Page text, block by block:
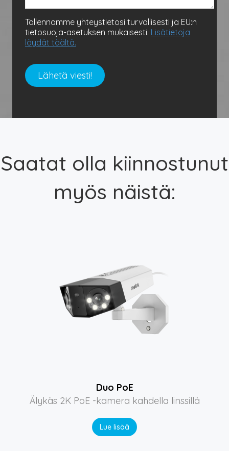
Tallennamme yhteystietosi turvallisesti ja EU:n
tietosuoja-asetuksen mukaisesti. Lisätietoja
löydät täältä.
Saatat olla kiinnostunut
myös näistä:
Duo PoE
Älykäs 2K PoE -kamera kahdella linssillä
Lue lisää